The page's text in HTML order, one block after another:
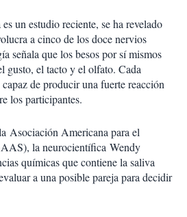
un estudio reciente, se ha revelado
a cinco de los doce nervios
señala que los besos por sí mismos
gusto, el tacto y el olfato. Cada
de producir una fuerte reacción
los participantes.
Asociación Americana para el
la neurocientífica Wendy
químicas que contiene la saliva
a una posible pareja para decidir